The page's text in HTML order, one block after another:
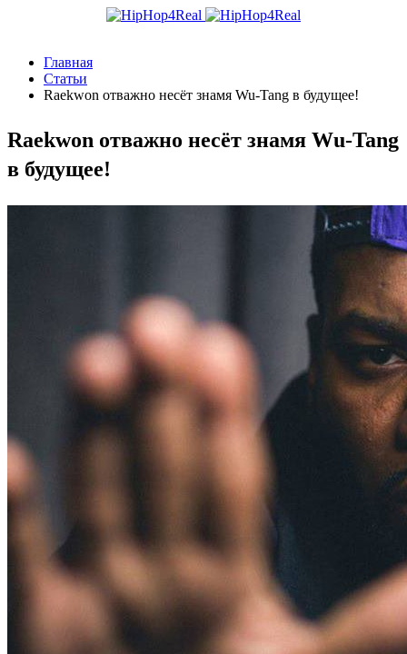
Главная
Статьи
Raekwon отважно несёт знамя Wu-Tang в будущее!
Raekwon отважно несёт знамя Wu-Tang
в будущее!